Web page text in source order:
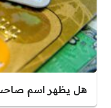
هل يظهر اسم صاحب